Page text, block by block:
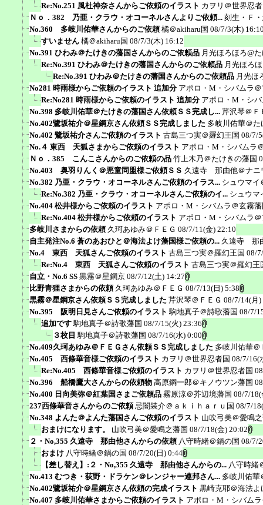
Re:No.251 風杜神奈さんからご依頼のイラスト カヲリ＠世界忍
Ｎｏ．382 乃亜・クラウ・オコーネルさんよりご依頼... 刻生・Ｆ
No.360 多岐川佑華さんからのご依頼 橘＠akiharu国 08/7/3(木)
すいません 橘＠akiharu国 08/7/3(木) 16:12
No.391 ひわみ＠たけきの藩国さんからのご依頼品 月光ほろほろ@
Re:No.391 ひわみ＠たけきの藩国さんからのご依頼品 月光ほろ
Re:No.391 ひわみ＠たけきの藩国さんからのご依頼品 月光ほ
No281 時雨様からご依頼のイラスト 追加分 アポロ・M・シバムラ
Re:No281 時雨様からご依頼のイラスト 追加分 アポロ・M・シ
No.398 多岐川佑華＠たけきの藩国さん依頼ＳＳ完成し... 芹沢琴＠Ｆ
No.402鷺坂祐介＠星鋼京さん依頼ＳＳ完成しました 多岐川佑華＠
No.402 鷺坂祐介さんご依頼のイラスト 古島三つ実＠羅幻王国 08/7/
No.４ 東西 天狐さまからご依頼のイラスト アポロ・M・シバムラ
Ｎｏ．385 こんこさんからのご依頼の品 竹上木乃＠たけきの藩国
No.403 奥羽りんく＠悪童同盟様ご依頼ＳＳ 久遠寺 那由他＠ナニ
No.382 乃亜・クラウ・オコーネルさんご依頼のイラス... シュウマイ
Re:No.382 乃亜・クラウ・オコーネルさんご依頼のイ... シュウマ
No.404 松井様からご依頼のイラスト アポロ・M・シバムラ＠玄霧
Re:No.404 松井様からご依頼のイラスト アポロ・M・シバムラ
多岐川さまからの依頼 久珂あゆみ＠ＦＥＧ 08/7/11(金) 22:10
自主発注No.6 蒼のあおひと＠海法よけ藩国様ご依頼の... 久遠寺 那
No.4 東西 天狐さんご依頼のイラスト 古島三つ実＠羅幻王国 08/
Re:No.4 東西 天狐さんご依頼のイラスト 古島三つ実＠羅幻王
自立・No.6 SS 黒霧＠星鋼京 08/7/12(土) 14:27
比野青狸さまからの依頼 久珂あゆみ＠ＦＥＧ 08/7/13(日) 5:38
黒霧＠星鋼京さん依頼ＳＳ完成しました 芹沢琴＠ＦＥＧ 08/7/14(月)
No.395 阪明日見さんご依頼のイラスト 駒地真子＠詩歌藩国 08/7/
追加です 駒地真子＠詩歌藩国 08/7/15(火) 23:36
３枚目 駒地真子＠詩歌藩国 08/7/16(水) 0:00
No.409久珂あゆみ＠ＦＥＧさん依頼ＳＳ完成しました 多岐川佑華＠
No.405 西條華音様ご依頼のイラスト カヲリ＠世界忍者国 08/7/16(
Re:No.405 西條華音様ご依頼のイラスト カヲリ＠世界忍者国
No.396 船橋鷹大さんからの依頼物 高原鋼一郎＠キノウツン藩国
No.400 日向美弥＠紅葉国さまご依頼品 霧原涼＠芥辺境藩国 08/7/18(
237西條華音さんからのご依頼 忌闇装介＠ａｋｉｈａｒｕ国 08/7/
No.348 よんた＠よんた藩国さんご依頼のイラスト 山吹弓美＠愛鳴
おまけになります。
山吹弓美＠愛鳴之藩国 08/7/18(金) 20:02
２・No,355 久遠寺 那由他さんからの依頼 八守時緒＠鍋の国 08/7/
おまけ 八守時緒＠鍋の国 08/7/20(日) 0:44
【差し替え】:２・No,355 久遠寺 那由他さんからの... 八守時緒
No.413 むつき・荻野・ドラケン＠レンジャー連邦さん... 多岐川佑華
No.402鷺坂祐介＠星鋼京さん依頼の完成イラスト 黒崎克耶＠海法よ
No.407 多岐川佑華さまからご依頼のイラスト アポロ・M・シバム